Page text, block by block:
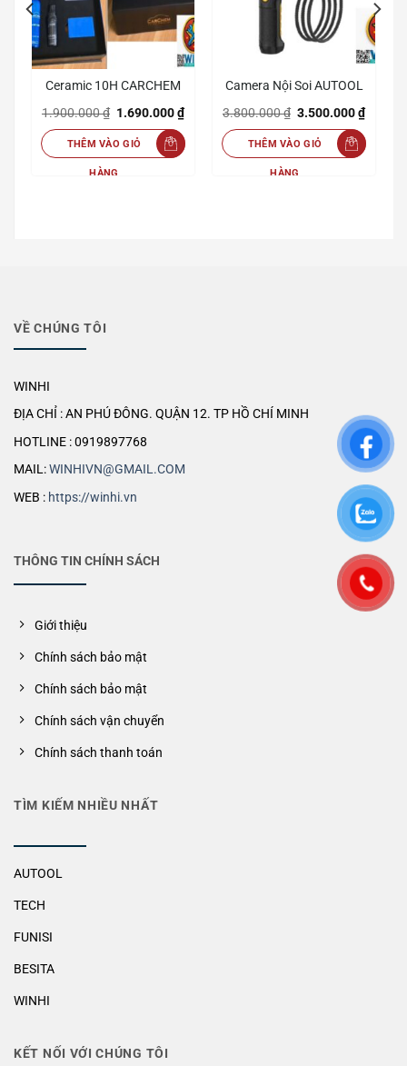
Ceramic 10H CARCHEM
1.900.000₫ Giá
1.900.000 ₫.
1.690.000₫Giá
hiện
tại
là:
1.690.000 ₫.
THÊM VÀO GIỎ
HÀNG
Camera Nội Soi AUTOOL
3.800.000₫ Giá
3.800.000 ₫.
3.500.000₫Giá
hiện
tại
là:
THÊM VÀO GIỎ
HÀNG
VỀ CHÚNG TÔI
WINHI
ĐỊA CHỈ : AN PHÚ ĐÔNG. QUẬN 12. TP HỒ CHÍ MINH
HOTLINE : 0919897768
MAIL:WINHIVN@GMAIL.COM
WEB : https://winhi.vn
THÔNG TIN CHÍNH SÁCH
Giới thiệu
Chính sách bảo mật
Chính sách bảo mật
Chính sách vận chuyển
Chính sách thanh toán
TÌM KIẾM NHIỀU NHẤT
AUTOOL
TECH
FUNISI
BESITA
WINHI
KẾT NỐI VỚI CHÚNG TÔI